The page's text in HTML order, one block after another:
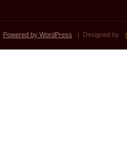
Powered by WordPress | Designed by